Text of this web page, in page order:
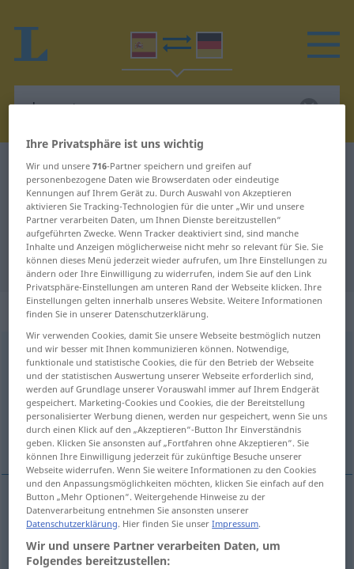
Spanisch-Deutsch Wörterbuch donante
Spanisch-Deutsch Übersetzung für
"donante"
"donante" Deutsch Übersetzung
„donante“: masculino y femenino
donante [doˈnante]m/f
Übersicht aller Übersetzungen
(Für mehr Details die Übersetzung anklicken/antippen)
Schenkerin, Stifterin
Schenker(in)m(f) donante tb JUR
Stifter(in)m(f) donante de dinero
Ihre Privatsphäre ist uns wichtig
Wir und unsere716-Partner speichern und greifen auf
personenbezogene Daten wie Browserdaten oder eindeutige
Kennungen auf Ihrem Gerät zu. Durch Auswahl von Akzeptieren
aktivieren Sie Tracking-Technologien für die unter „Wir und unsere
Partner verarbeiten Daten, um Ihnen Dienste bereitzustellen“
aufgeführten Zwecke. Wenn Tracker deaktiviert sind, sind manche
Inhalte und Anzeigen möglicherweise nicht mehr so relevant für Sie. Sie
können dieses Menü jederzeit wieder aufrufen, um Ihre Einstellungen zu
ändern oder Ihre Einwilligung zu widerrufen, indem Sie auf den Link
Privatsphäre-Einstellungen am unteren Rand der Webseite klicken. Ihre
Einstellungen gelten innerhalb unseres Website. Weitere Informationen
finden Sie in unserer Datenschutzerklärung.
Wir verwenden Cookies, damit Sie unsere Webseite bestmöglich nutzen
und wir besser mit Ihnen kommunizieren können. Notwendige,
funktionale und statistische Cookies, die für den Betrieb der Webseite
und der statistischen Auswertung unserer Webseite erforderlich sind,
werden auf Grundlage unserer Vorauswahl immer auf Ihrem Endgerät
gespeichert. Marketing-Cookies und Cookies, die der Bereitstellung
personalisierter Werbung dienen, werden nur gespeichert, wenn Sie uns
durch einen Klick auf den „Akzeptieren“-Button Ihr Einverständnis
geben. Klicken Sie ansonsten auf „Fortfahren ohne Akzeptieren“. Sie
können Ihre Einwilligung jederzeit für zukünftige Besuche unserer
Webseite widerrufen. Wenn Sie weitere Informationen zu den Cookies
und den Anpassungsmöglichkeiten möchten, klicken Sie einfach auf den
Button „Mehr Optionen“. Weitergehende Hinweise zu der
Datenverarbeitung entnehmen Sie ansonsten unserer
Datenschutzerklärung. Hier finden Sie unserImpressum.
Wir und unsere Partner verarbeiten Daten, um
Folgendes bereitzustellen: